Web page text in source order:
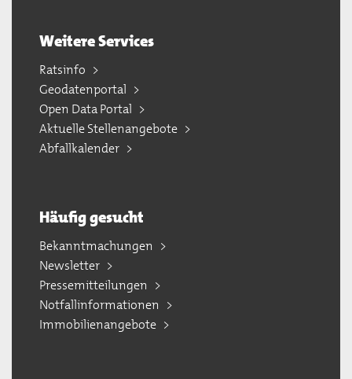
Weitere Services
Ratsinfo
Geodatenportal
Open Data Portal
Aktuelle Stellenangebote
Abfallkalender
Häufig gesucht
Bekanntmachungen
Newsletter
Pressemitteilungen
Notfallinformationen
Immobilienangebote